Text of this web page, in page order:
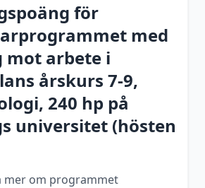
för
med
arbete i
årskurs 7-9,
240 hp på
universitet (hösten
mer om programmet